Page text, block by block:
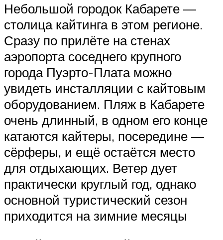
Небольшой городок Кабарете —
столица кайтинга в этом регионе.
Сразу по прилёте на стенах
аэропорта соседнего крупного
города Пуэрто-Плата можно
увидеть инсталляции с кайтовым
оборудованием. Пляж в Кабарете
очень длинный, в одном его конце
катаются кайтеры, посередине —
сёрферы, и ещё остаётся место
для отдыхающих. Ветер дует
практически круглый год, однако
основной туристический сезон
приходится на зимние месяцы